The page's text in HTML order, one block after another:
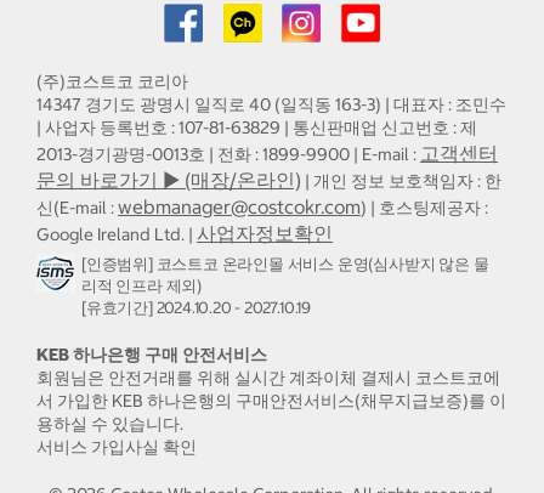
(주)코스트코 코리아
14347 경기도 광명시 일직로 40 (일직동 163-3) | 대표자 : 조민수
| 사업자 등록번호 : 107-81-63829 | 통신판매업 신고번호 : 제
2013-경기광명-0013호 | 전화 : 1899-9900 | E-mail : 고객센터
문의 바로가기 ▶ (매장/온라인) | 개인 정보 보호책임자 : 한
신(E-mail :webmanager@costcokr.com) | 호스팅제공자 :
Google Ireland Ltd. | 사업자정보확인
[인증범위] 코스트코 온라인몰 서비스 운영(심사받지 않은 물
리적 인프라 제외)
[유효기간] 2024.10.20 - 2027.10.19
KEB 하나은행 구매 안전서비스
회원님은 안전거래를 위해 실시간 계좌이체 결제시 코스트코에
서 가입한 KEB 하나은행의 구매안전서비스(채무지급보증)를 이
용하실 수 있습니다.
서비스 가입사실 확인